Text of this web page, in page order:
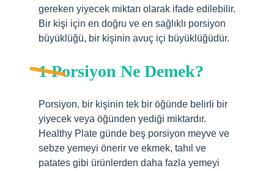
gereken yiyecek miktarı olarak ifade edilebilir.
Bir kişi için en doğru ve en sağlıklı porsiyon
büyüklüğü, bir kişinin avuç içi büyüklüğüdür.
1 Porsiyon Ne Demek?
Porsiyon, bir kişinin tek bir öğünde belirli bir
yiyecek veya öğünden yediği miktardır.
Healthy Plate günde beş porsiyon meyve ve
sebze yemeyi önerir ve ekmek, tahıl ve
patates gibi ürünlerden daha fazla yemeyi